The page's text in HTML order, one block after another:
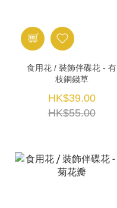
食用花 / 裝飾伴碟花 - 有
枝銅錢草
HK$39.00
HK$55.00